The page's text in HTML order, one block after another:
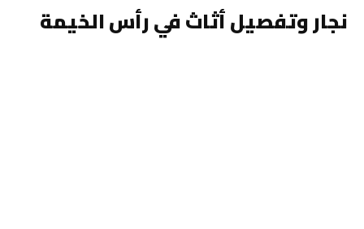
نجار وتفصيل أثاث في رأس الخيمة